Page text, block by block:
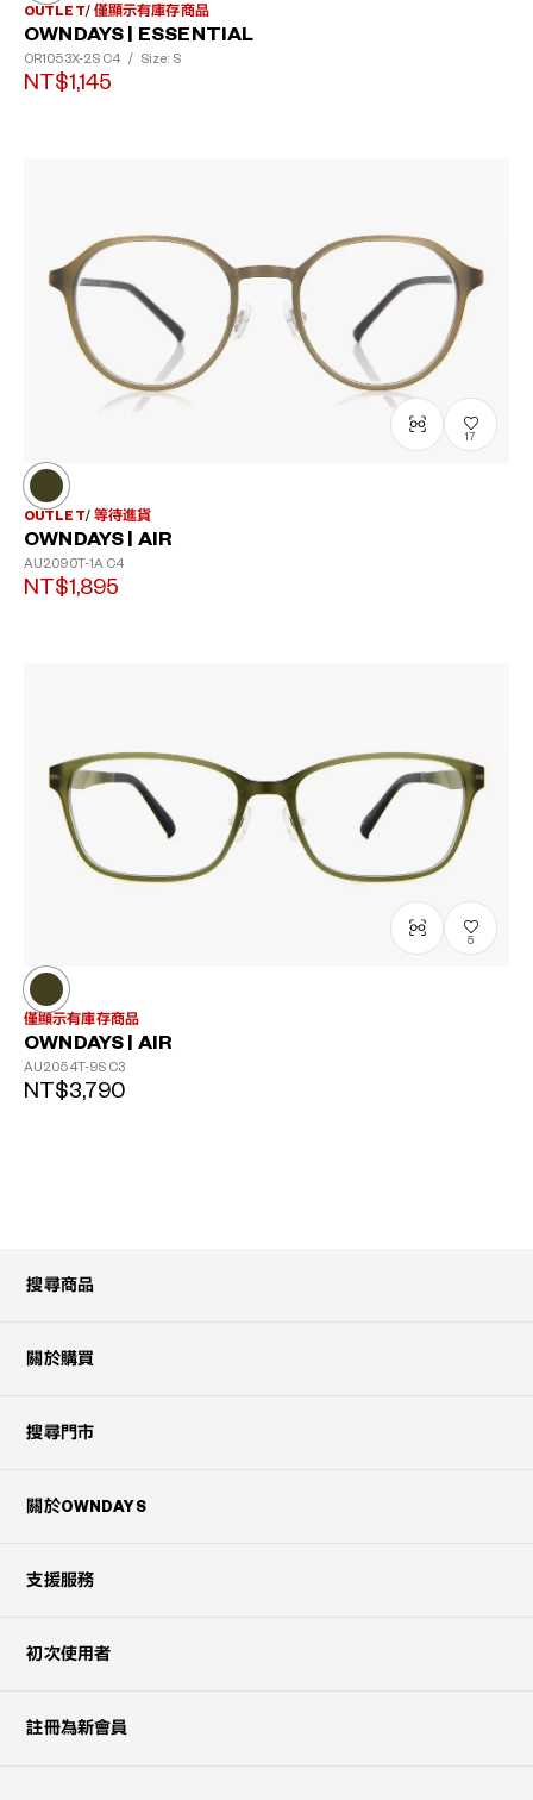
OUTLET 僅顯示有庫存商品
OWNDAYS | ESSENTIAL
OR1053X-2S C4 / Size: S
NT$1,145
17
OUTLET 等待進貨
OWNDAYS | AIR
AU2090T-1A C4
NT$1,895
5
僅顯示有庫存商品
OWNDAYS | AIR
AU2054T-9S C3
NT$3,790
+¥0
搜尋商品
關於購買
搜尋門市
關於OWNDAYS
支援服務
初次使用者
註冊為新會員